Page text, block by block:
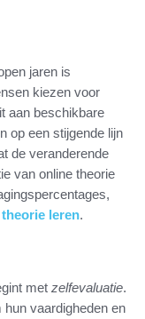
jaren is
kiezen voor
aan beschikbare
op een stijgende lijn
de veranderende
van online theorie
leren.
met zelfevaluatie.
vaardigheden en